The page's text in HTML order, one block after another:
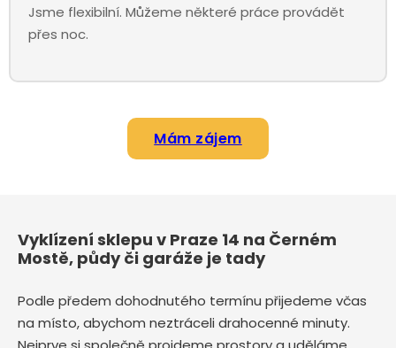
Jsme flexibilní. Můžeme některé práce provádět
přes noc.
Mám zájem
Vyklízení sklepu v Praze 14 na Černém
Mostě, půdy či garáže je tady
Podle předem dohodnutého termínu přijedeme včas
na místo, abychom neztráceli drahocenné minuty.